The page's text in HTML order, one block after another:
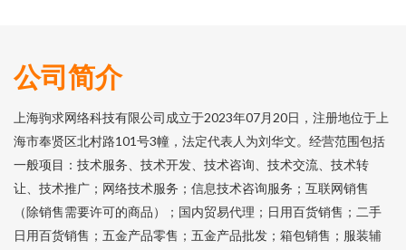
公司简介
上海驹求网络科技有限公司成立于2023年07月20日，注册地位于上
海市奉贤区北村路101号3幢，法定代表人为刘华文。经营范围包括
一般项目：技术服务、技术开发、技术咨询、技术交流、技术转
让、技术推广；网络技术服务；信息技术咨询服务；互联网销售
（除销售需要许可的商品）；国内贸易代理；日用百货销售；二手
日用百货销售；五金产品零售；五金产品批发；箱包销售；服装辅